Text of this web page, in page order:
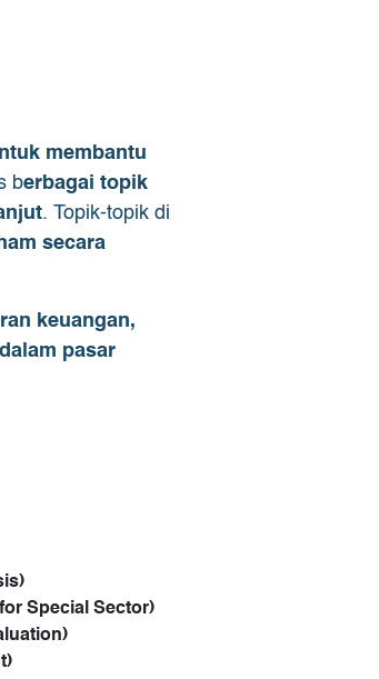
membantu
berbagai topik
. Topik-topik di
secara
keuangan,
pasar
Special Sector)